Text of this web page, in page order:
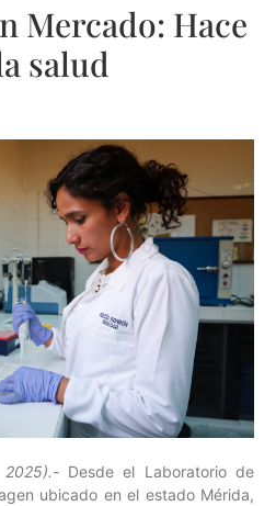
Mercado: Hace
salud
Desde el Laboratorio de
ubicado en el estado Mérida,